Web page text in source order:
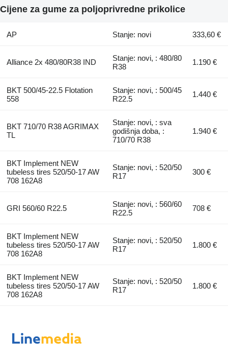
Cijene za gume za poljoprivredne prikolice
AP Stanje: novi 333,60 €
Alliance 2x 480/80R38 IND
Stanje: novi, : 480/80
R38
1.190 €
BKT 500/45-22.5 Flotation
558
Stanje: novi, : 500/45
R22.5
1.440 €
BKT 710/70 R38 AGRIMAX
TL
Stanje: novi, : sva
godišnja doba, :
710/70 R38
1.940 €
BKT Implement NEW
tubeless tires 520/50-17 AW
708 162A8
Stanje: novi, : 520/50
R17
300 €
GRI 560/60 R22.5
Stanje: novi, : 560/60
R22.5
708 €
BKT Implement NEW
tubeless tires 520/50-17 AW
708 162A8
Stanje: novi, : 520/50
R17
1.800 €
BKT Implement NEW
tubeless tires 520/50-17 AW
708 162A8
Stanje: novi, : 520/50
R17
1.800 €